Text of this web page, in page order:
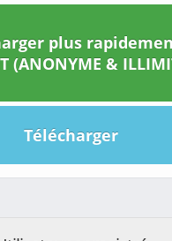
plus
(ANONYME &
Télécharger